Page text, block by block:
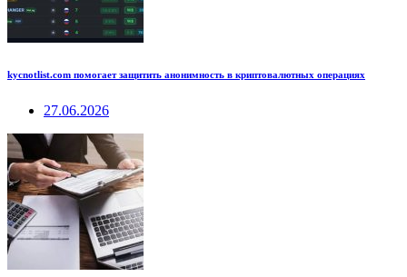
kycnotlist.com помогает защитить анонимность в криптовалютных операциях
27.06.2026